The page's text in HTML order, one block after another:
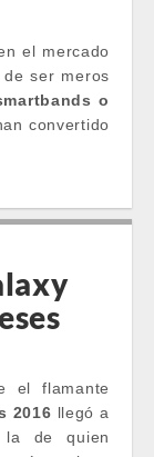
el mercado
ser meros
o
convertido
el flamante
2016 llegó a
la de quien